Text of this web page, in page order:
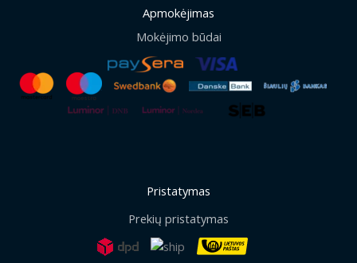
Apmokėjimas
Mokėjimo būdai
Pristatymas
Prekių pristatymas